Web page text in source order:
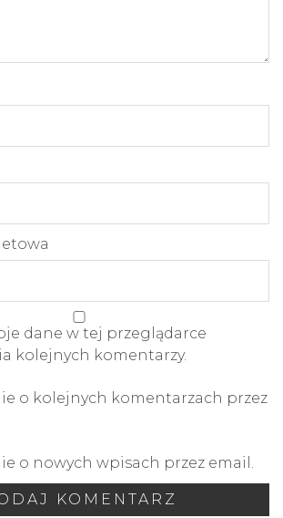
dane w tej przeglądarce
kolejnych komentarzy.
o kolejnych komentarzach przez
o nowych wpisach przez email.